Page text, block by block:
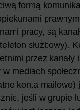
formą
pracy, są
służbowy).
przez kanały
w mediach
konta mailowe)
jeśli w grupie